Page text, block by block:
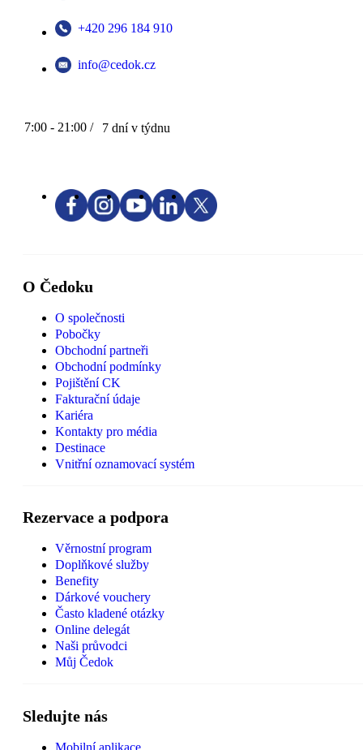
+420 296 184 910
info@cedok.cz
7:00 - 21:00 / 7 dní v týdnu
O Čedoku
O společnosti
Pobočky
Obchodní partneři
Obchodní podmínky
Pojištění CK
Fakturační údaje
Kariéra
Kontakty pro média
Destinace
Vnitřní oznamovací systém
Rezervace a podpora
Věrnostní program
Doplňkové služby
Benefity
Dárkové vouchery
Často kladené otázky
Online delegát
Naši průvodci
Můj Čedok
Sledujte nás
Mobilní aplikace